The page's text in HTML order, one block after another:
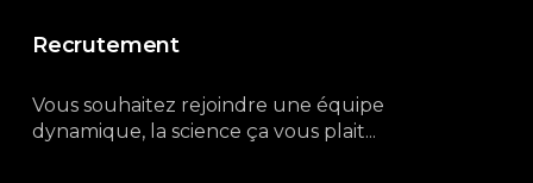
Recrutement
Vous souhaitez rejoindre une équipe
dynamique, la science ça vous plait...